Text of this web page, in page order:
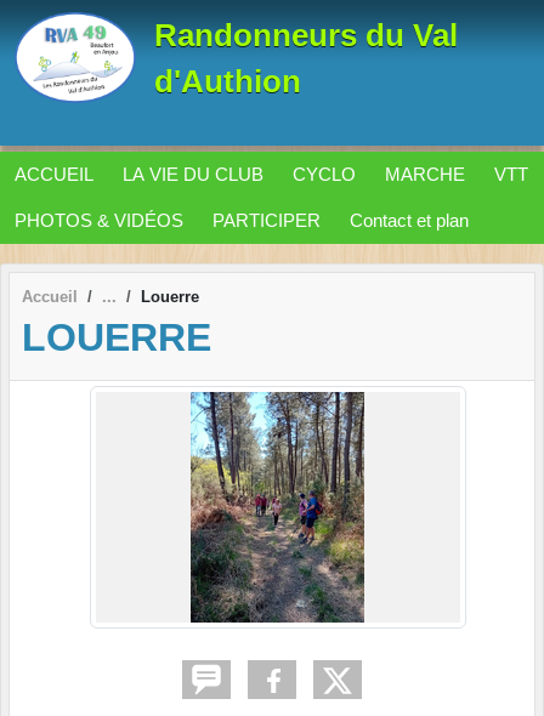
Randonneurs du Val
d'Authion
ACCUEIL LA VIE DU CLUB CYCLO MARCHE VTT
PHOTOS & VIDÉOS PARTICIPER Contact et plan
Accueil Louerre
LOUERRE
Panneau de gestion des cookies